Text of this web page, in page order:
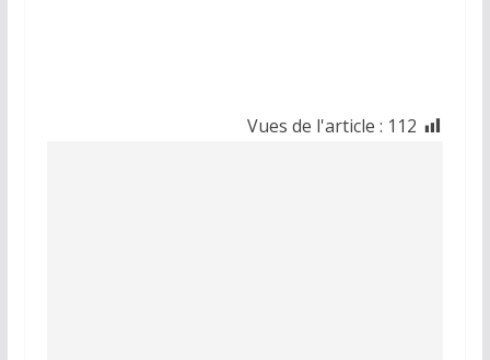
Vues de l'article : 112